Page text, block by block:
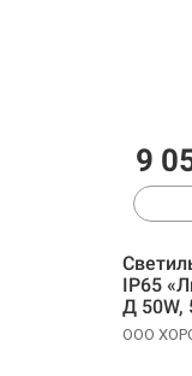
9
IP65
Д 50W,
ООО